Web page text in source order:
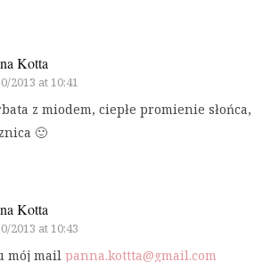
Kotta
2013 at 10:41
z miodem, ciepłe promienie słońca,
🙂
Kotta
2013 at 10:43
mój mail panna.kottta@gmail.com